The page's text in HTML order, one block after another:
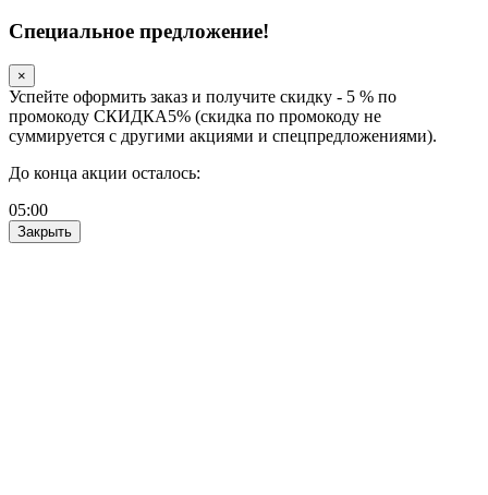
Специальное предложение!
×
Успейте оформить заказ и получите скидку - 5 % по
промокоду СКИДКА5% (скидка по промокоду не
суммируется с другими акциями и спецпредложениями).
До конца акции осталось:
05:00
Закрыть